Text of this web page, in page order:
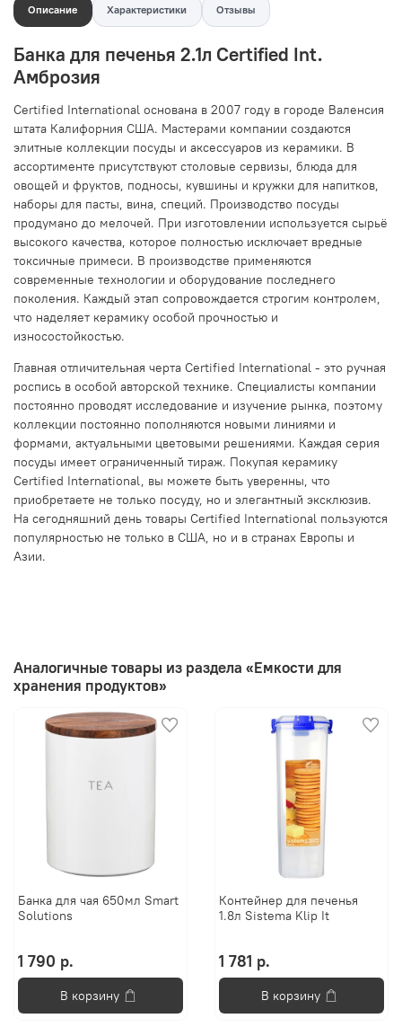
Описание Характеристики Отзывы
Банка для печенья 2.1л Certified Int.
Амброзия
Certified International основана в 2007 году в городе Валенсия
штата Калифорния США. Мастерами компании создаются
элитные коллекции посуды и аксессуаров из керамики. В
ассортименте присутствуют столовые сервизы, блюда для
овощей и фруктов, подносы, кувшины и кружки для напитков,
наборы для пасты, вина, специй. Производство посуды
продумано до мелочей. При изготовлении используется сырьё
высокого качества, которое полностью исключает вредные
токсичные примеси. В производстве применяются
современные технологии и оборудование последнего
поколения. Каждый этап сопровождается строгим контролем,
что наделяет керамику особой прочностью и
износостойкостью.
Главная отличительная черта Certified International - это ручная
роспись в особой авторской технике. Специалисты компании
постоянно проводят исследование и изучение рынка, поэтому
коллекции постоянно пополняются новыми линиями и
формами, актуальными цветовыми решениями. Каждая серия
посуды имеет ограниченный тираж. Покупая керамику
Certified International, вы можете быть уверенны, что
приобретаете не только посуду, но и элегантный эксклюзив.
На сегодняшний день товары Certified International пользуются
популярностью не только в США, но и в странах Европы и
Азии.
Аналогичные товары из раздела «Емкости для
хранения продуктов»
Банка для чая 650мл Smart
Solutions
1 790 р.
В корзину
Контейнер для печенья
1.8л Sistema Klip It
1 781 р.
В корзину